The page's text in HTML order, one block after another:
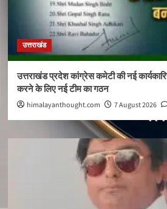
उत्तराखंड
उत्तराखंड प्रदेश कांग्रेस कमेटी की नई
करने के लिए नई टीम का गठन
himalayanthought.com 7 August 2026